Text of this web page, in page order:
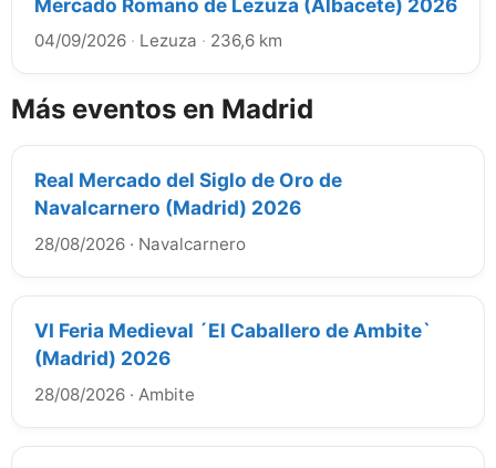
Mercado Romano de Lezuza (Albacete) 2026
04/09/2026 · Lezuza · 236,6 km
Más eventos en Madrid
Real Mercado del Siglo de Oro de
Navalcarnero (Madrid) 2026
28/08/2026 · Navalcarnero
VI Feria Medieval ´El Caballero de Ambite`
(Madrid) 2026
28/08/2026 · Ambite